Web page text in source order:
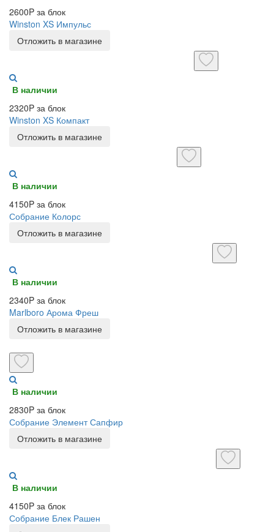
2600P за блок
Winston XS Импульс
Отложить в магазине
В наличии
2320P за блок
Winston XS Компакт
Отложить в магазине
В наличии
4150P за блок
Собрание Колорс
Отложить в магазине
В наличии
2340P за блок
Marlboro Арома Фреш
Отложить в магазине
В наличии
2830P за блок
Собрание Элемент Сапфир
Отложить в магазине
В наличии
4150P за блок
Собрание Блек Рашен